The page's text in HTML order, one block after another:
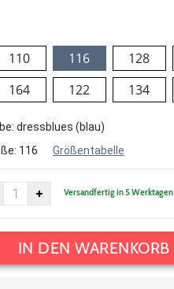
110 116 128
164 122 134
dressblues (blau)
116 Größentabelle
Versandfertig in 5 Werktagen
IN DEN WARENKORB